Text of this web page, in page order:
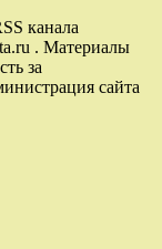
канала
. Материалы
за
сайта